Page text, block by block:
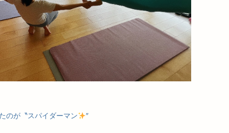
のが〝スパイダーマン ″